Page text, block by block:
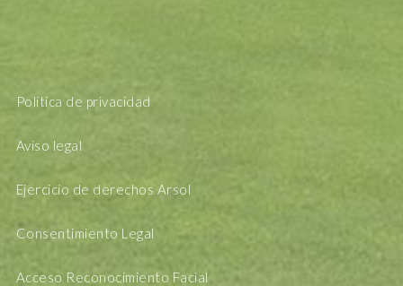
Política de privacidad
Aviso legal
Ejercicio de derechos Arsol
Consentimiento Legal
Acceso Reconocimiento Facial